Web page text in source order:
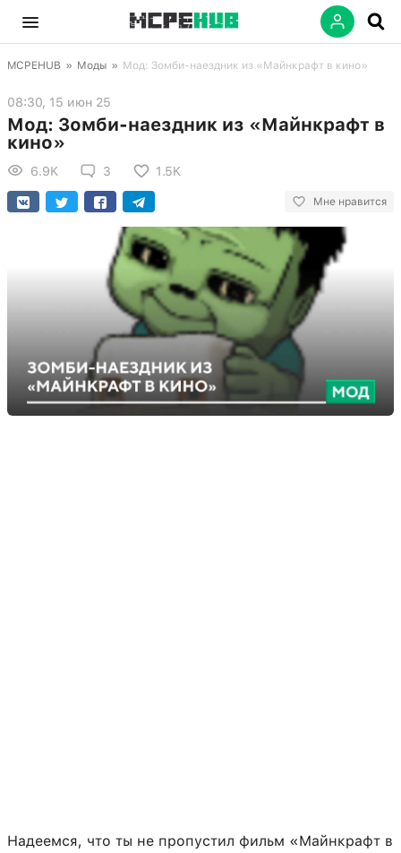
MCPEHUB » Моды » Мод: Зомби-наездник из «Майнкрафт в кино»
08:30, 15 июн 25
Мод: Зомби-наездник из «Майнкрафт в
кино»
6.9K 3 1.5K
Мне нравится
Надеемся, что ты не пропустил фильм «Майнкрафт в